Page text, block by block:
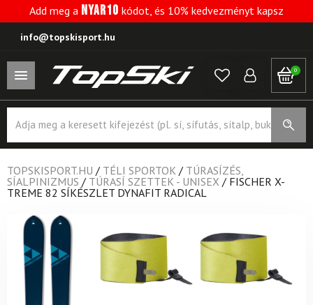
Add meg a NYAR10 kódot, és 10% kedvezményt kapsz
info@topskisport.hu
0
search
TOPSKISPORT.HU / TÉLI SPORTOK / TÚRASÍZÉS,
SÍALPINIZMUS / TÚRASÍ SZETTEK - UNISEX / FISCHER X-
TREME 82 SÍKÉSZLET DYNAFIT RADICAL